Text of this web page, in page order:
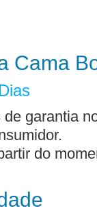
Cama
garantia
do